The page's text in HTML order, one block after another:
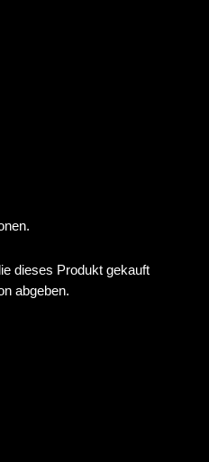
dieses Produkt gekauft
abgeben.